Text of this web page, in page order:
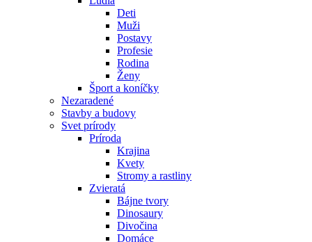
Deti
Muži
Postavy
Profesie
Rodina
Ženy
Šport a koníčky
Nezaradené
Stavby a budovy
Svet prírody
Príroda
Krajina
Kvety
Stromy a rastliny
Zvieratá
Bájne tvory
Dinosaury
Divočina
Domáce